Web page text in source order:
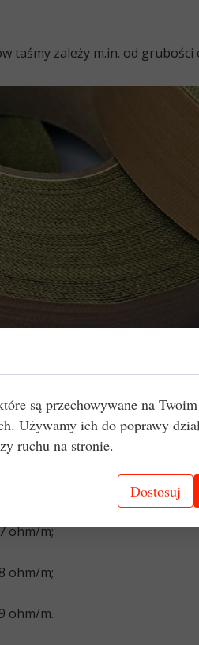
na bazie tworzywa
w temperaturze powietrza
ohm/m;
ohm/m;
ohm/m.
taśmy zależy m.in. od
są przechowywane na
Używamy ich do poprawy
ruchu na stronie.
Dostosuj